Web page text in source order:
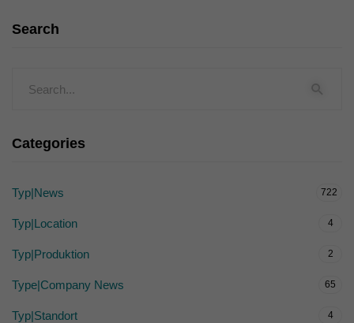
Search
Categories
Typ|News 722
Typ|Location 4
Typ|Produktion 2
Type|Company News 65
Typ|Standort 4